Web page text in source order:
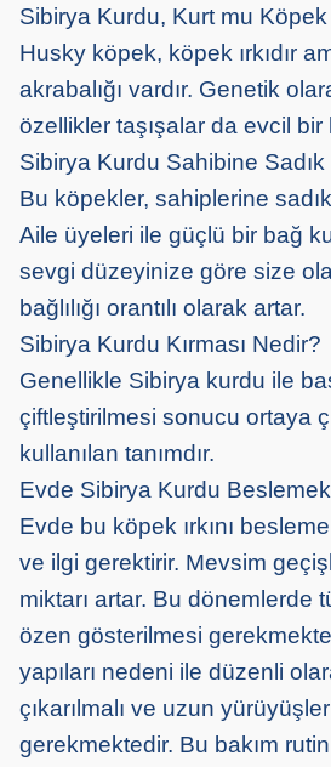
Sibirya Kurdu, Kurt mu Köpek
Husky köpek, köpek ırkıdır
akrabalığı vardır. Genetik
özellikler taşışalar da evcil bir
Sibirya Kurdu Sahibine Sadık
Bu köpekler, sahiplerine sadık
Aile üyeleri ile güçlü bir bağ
sevgi düzeyinize göre size
bağlılığı orantılı olarak artar.
Sibirya Kurdu Kırması Nedir?
Genellikle Sibirya kurdu ile
çiftleştirilmesi sonucu ortaya
kullanılan tanımdır.
Evde Sibirya Kurdu
Evde bu köpek ırkını
ve ilgi gerektirir. Mevsim
miktarı artar. Bu dönemlerde
özen gösterilmesi
yapıları nedeni ile düzenli
çıkarılmalı ve uzun
gerekmektedir. Bu bakım